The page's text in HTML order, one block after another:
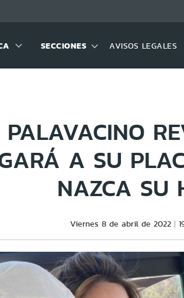
SECCIONES AVISOS LEGALES
A SU
NAZCA SU
Viernes 8 de abril de 2022